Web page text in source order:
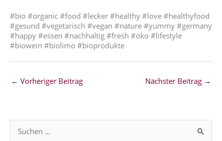
#bio #organic #food #lecker #healthy #love #healthyfood
#gesund #vegetarisch #vegan #nature #yummy #germany
#happy #essen #nachhaltig #fresh #öko #lifestyle
#biowein #biolimo #bioprodukte
← Vorheriger Beitrag Nächster Beitrag →